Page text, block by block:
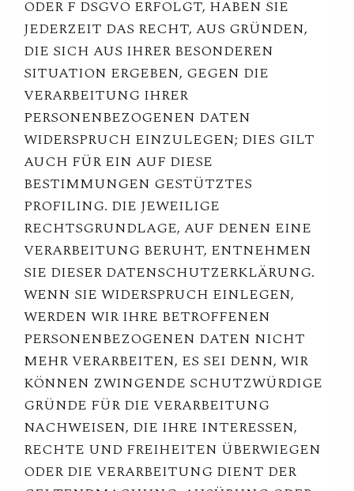
ODER F DSGVO ERFOLGT, HABEN SIE
JEDERZEIT DAS RECHT, AUS GRÜNDEN,
DIE SICH AUS IHRER BESONDEREN
SITUATION ERGEBEN, GEGEN DIE
VERARBEITUNG IHRER
PERSONENBEZOGENEN DATEN
WIDERSPRUCH EINZULEGEN; DIES GILT
AUCH FÜR EIN AUF DIESE
BESTIMMUNGEN GESTÜTZTES
PROFILING. DIE JEWEILIGE
RECHTSGRUNDLAGE, AUF DENEN EINE
VERARBEITUNG BERUHT, ENTNEHMEN
SIE DIESER DATENSCHUTZERKLÄRUNG.
WENN SIE WIDERSPRUCH EINLEGEN,
WERDEN WIR IHRE BETROFFENEN
PERSONENBEZOGENEN DATEN NICHT
MEHR VERARBEITEN, ES SEI DENN, WIR
KÖNNEN ZWINGENDE SCHUTZWÜRDIGE
GRÜNDE FÜR DIE VERARBEITUNG
NACHWEISEN, DIE IHRE INTERESSEN,
RECHTE UND FREIHEITEN ÜBERWIEGEN
ODER DIE VERARBEITUNG DIENT DER